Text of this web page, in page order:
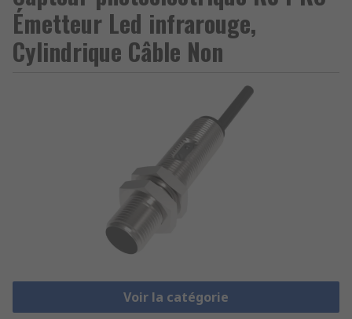
Émetteur Led infrarouge,
Cylindrique Câble Non
Voir la catégorie